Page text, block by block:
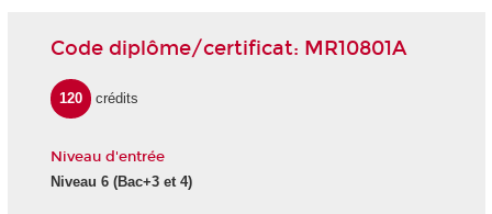
Code diplôme/certificat: MR10801A
120 crédits
Niveau d'entrée
Niveau 6(Bac+3 et 4)